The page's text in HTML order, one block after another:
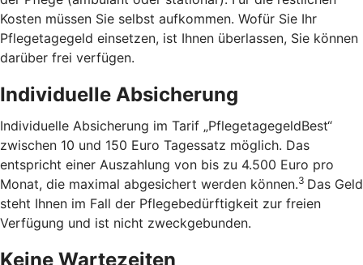
Kosten müssen Sie selbst aufkommen. Wofür Sie Ihr
Pflegetagegeld einsetzen, ist Ihnen überlassen, Sie können
darüber frei verfügen.
Individuelle Absicherung
Individuelle Absicherung im Tarif „PflegetagegeldBest“
zwischen 10 und 150 Euro Tagessatz möglich. Das
entspricht einer Auszahlung von bis zu 4.500 Euro pro
Monat, die maximal abgesichert werden können.3 Das Geld
steht Ihnen im Fall der Pflegebedürftigkeit zur freien
Verfügung und ist nicht zweckgebunden.
Keine Wartezeiten